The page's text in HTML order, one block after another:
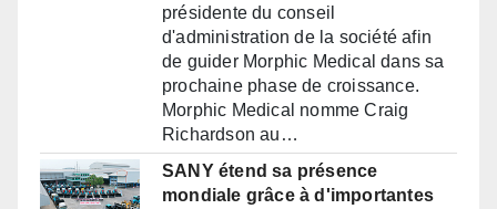
présidente du conseil
d'administration de la société afin
de guider Morphic Medical dans sa
prochaine phase de croissance.
Morphic Medical nomme Craig
Richardson au…
SANY étend sa présence
mondiale grâce à d'importantes